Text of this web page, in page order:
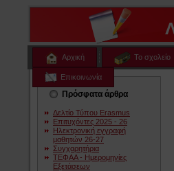
Αρχική Το σχολείο
Επικοινωνία
Πρόσφατα άρθρα
Δελτίο Τύπου Erasmus
Επιτυχόντες 2025 - 26
Ηλεκτρονική εγγραφή
μαθητών 26-27
Συγχαρητήρια
ΤΕΦΑΑ - Ημερομηνίες
Εξετάσεων